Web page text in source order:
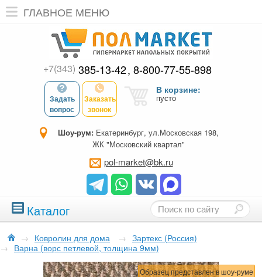
ГЛАВНОЕ МЕНЮ
+7(343) 385-13-42 8-800-77-55-898
Задать
вопрос
Заказать
звонок
В корзине:
пусто
Шоу-рум: Екатеринбург, ул.Московская 198,
ЖК "Московский квартал"
pol-market@bk.ru
Каталог
→ Ковролин для дома → Зартекс (Россия)
→ Варна (ворс петлевой, толщина 9мм)
Образец представлен в шоу-руме